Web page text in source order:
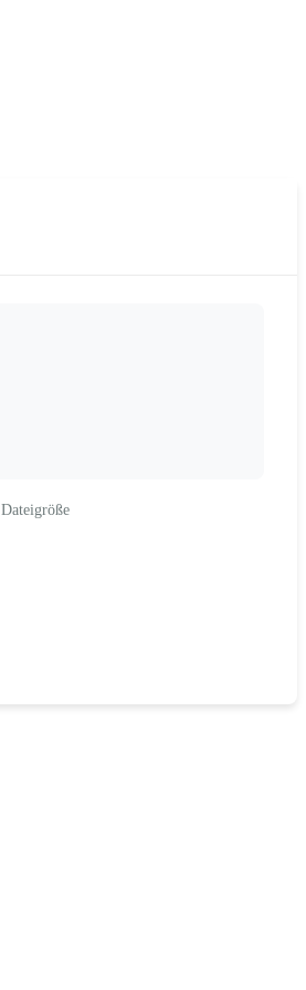
Dateigröße